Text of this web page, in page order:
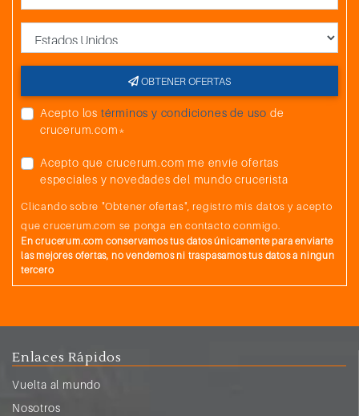
OBTENER OFERTAS
Acepto los términos y condiciones de uso de
crucerum.com*
Acepto que crucerum.com me envíe ofertas
especiales y novedades del mundo crucerista
Clicando sobre "Obtener ofertas", registro mis datos y acepto
que crucerum.com se ponga en contacto conmigo.
En crucerum.com conservamos tus datos únicamente para enviarte
las mejores ofertas, no vendemos ni traspasamos tus datos a ningun
tercero
Enlaces Rápidos
Vuelta al mundo
Nosotros